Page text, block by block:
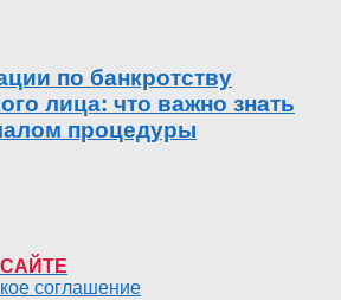
по банкротству
лица: что важно знать
процедуры
соглашение